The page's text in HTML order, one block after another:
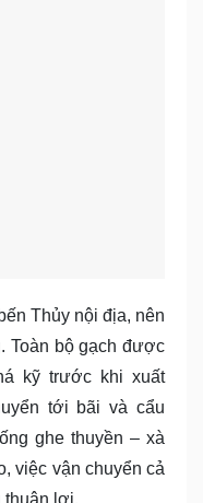
Thủy nội địa, nên
Toàn bộ gạch được
kỹ trước khi xuất
tới bãi và cẩu
ghe thuyền – xà
việc vận chuyển cả